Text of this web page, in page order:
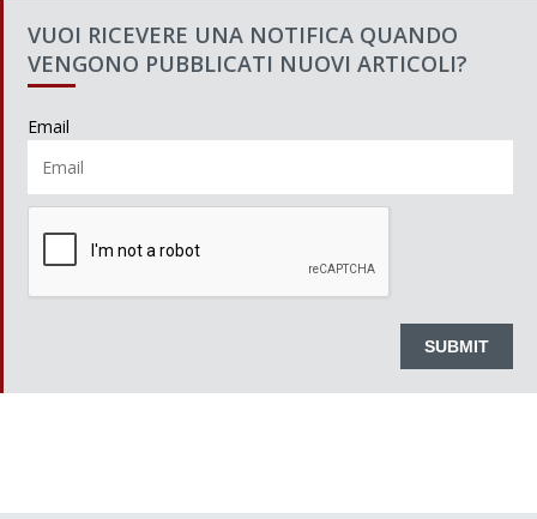
VUOI RICEVERE UNA NOTIFICA QUANDO
VENGONO PUBBLICATI NUOVI ARTICOLI?
Email